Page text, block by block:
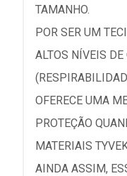
TAMANHO.
POR SER UM
ALTOS NÍVEIS DE
OFERECE UMA
PROTEÇÃO
MATERIAIS
AINDA ASSIM,